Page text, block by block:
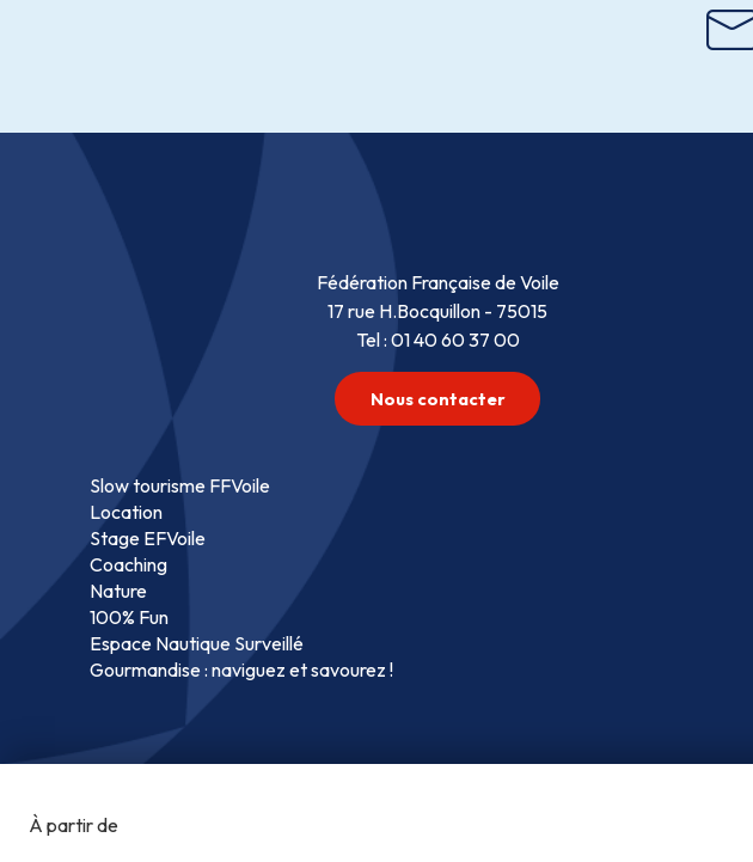
Fédération Française de Voile
17 rue H.Bocquillon - 75015
Tel : 01 40 60 37 00
Nous contacter
Slow tourisme FFVoile
Location
Stage EFVoile
Coaching
Nature
100% Fun
Espace Nautique Surveillé
Gourmandise : naviguez et savourez !